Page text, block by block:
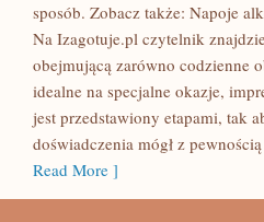
sposób. Zobacz także: Napoje
Na Izagotuje.pl czytelnik
obejmującą zarówno codzienne
idealne na specjalne okazje,
jest przedstawiony etapami, tak
doświadczenia mógł z
Read More ]